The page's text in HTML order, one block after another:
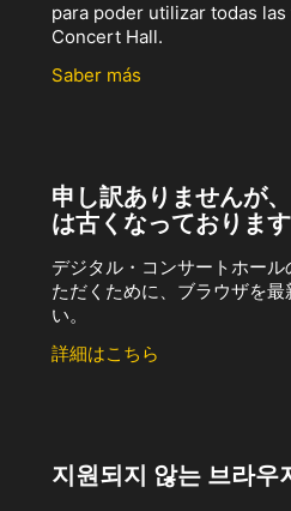
para poder utilizar todas
Concert Hall.
Saber más
申し訳ありませんが
は古くなっております
デジタル・コンサートホー
ただくために、ブラウザを
い。
詳細はこちら
지원되지 않는 브라우